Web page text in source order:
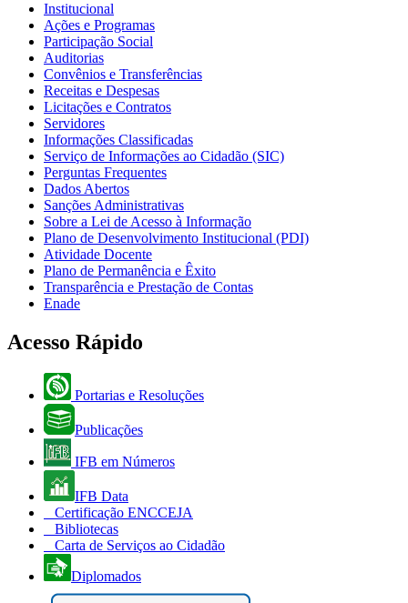
Institucional
Ações e Programas
Participação Social
Auditorias
Convênios e Transferências
Receitas e Despesas
Licitações e Contratos
Servidores
Informações Classificadas
Serviço de Informações ao Cidadão (SIC)
Perguntas Frequentes
Dados Abertos
Sanções Administrativas
Sobre a Lei de Acesso à Informação
Plano de Desenvolvimento Institucional (PDI)
Atividade Docente
Plano de Permanência e Êxito
Transparência e Prestação de Contas
Enade
Acesso Rápido
Portarias e Resoluções
Publicações
IFB em Números
IFB Data
Certificação ENCCEJA
Bibliotecas
Carta de Serviços ao Cidadão
Diplomados